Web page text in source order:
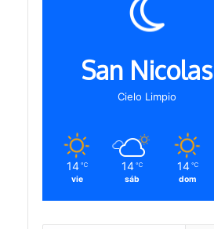
San Nicolas
Cielo Limpio
14 ℃
vie
14 ℃
sáb
14 ℃
dom